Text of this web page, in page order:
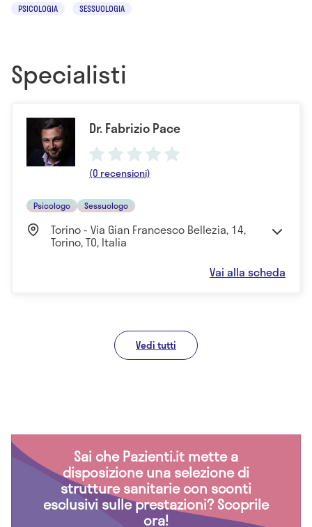
PSICOLOGIA SESSUOLOGIA
Specialisti
Dr. Fabrizio Pace
(0 recensioni)
Psicologo Sessuologo
Torino - Via Gian Francesco Bellezia, 14,
Torino, TO, Italia
Vai alla scheda
Vedi tutti
Sai che Pazienti.it mette a
disposizione una selezione di
strutture sanitarie con sconti
esclusivi sulle prestazioni? Scoprile
ora!